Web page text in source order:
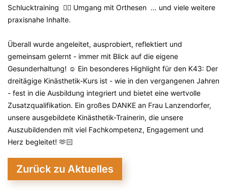
Schlucktraining 👍🏼 Umgang mit Orthesen … und viele weitere
praxisnahe Inhalte.
Überall wurde angeleitet, ausprobiert, reflektiert und
gemeinsam gelernt - immer mit Blick auf die eigene
Gesunderhaltung! ☺️ Ein besonderes Highlight für den K43: Der
dreitägige Kinästhetik-Kurs ist - wie in den vergangenen Jahren
- fest in die Ausbildung integriert und bietet eine wertvolle
Zusatzqualifikation. Ein großes DANKE an Frau Lanzendorfer,
unsere ausgebildete Kinästhetik-Trainerin, die unsere
Auszubildenden mit viel Fachkompetenz, Engagement und
Herz begleitet! 🫶🏻
Zurück zu Aktuelles